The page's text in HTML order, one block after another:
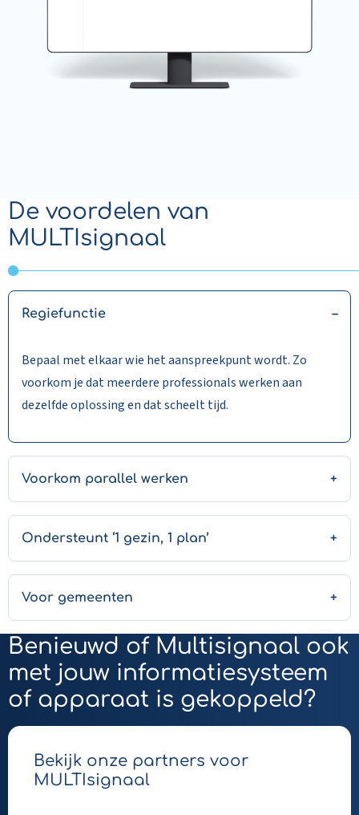
De voordelen van
MULTIsignaal
Regiefunctie
Bepaal met elkaar wie het aanspreekpunt wordt. Zo
voorkom je dat meerdere professionals werken aan
dezelfde oplossing en dat scheelt tijd.
Voorkom parallel werken
Ondersteunt ‘1 gezin, 1 plan’
Voor gemeenten
Benieuwd of Multisignaal ook
met jouw informatiesysteem
of apparaat is gekoppeld?
Bekijk onze partners voor
MULTIsignaal